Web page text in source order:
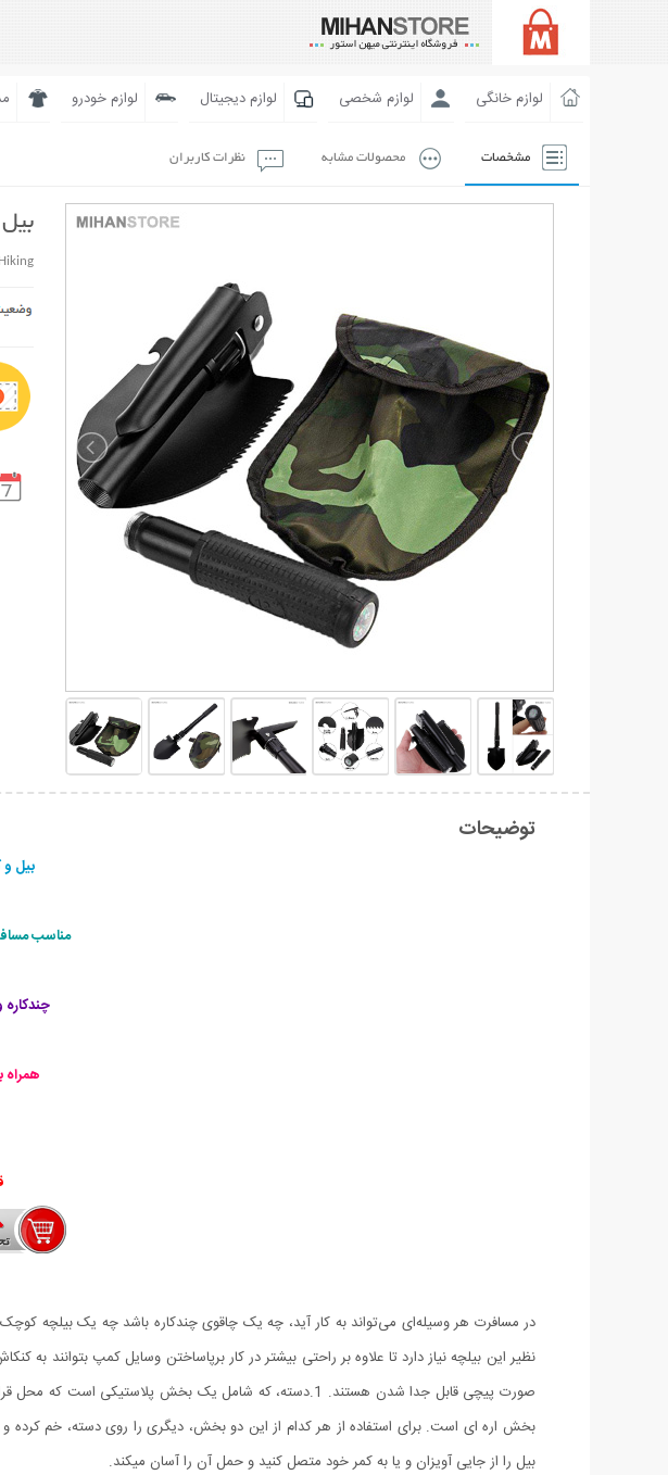
لوازم خانگی لوازم شخصی لوازم دیجیتال لوازم خودرو
مشخصات محصولات مشابه نظرات کاربران
توضیحات
بیل
مناسب
چندکاره
در مسافرت هر وسیله‌ای می‌تواند به کار آید، چه یک چاقوی چندکاره باشد چه یک بیلچه
بخش اره ای است. برای استفاده از هر کدام از این دو بخش، دیگری را روی دسته، خم
بیل را از جایی آویزان و یا به کمر خود متصل کنید و حمل آن را آسان میکند.